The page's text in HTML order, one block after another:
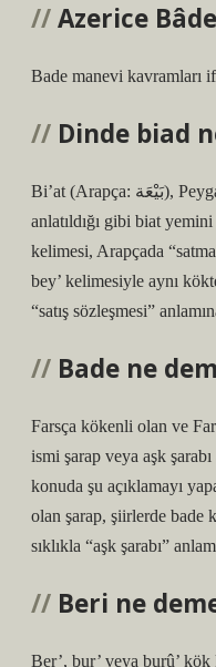
Azerice
Bade manevi kavramları
Dinde biad
Bi’at (Arapça: بَيْعَة), Peygamber’e biat etmek, Kur’an’da
anlatıldığı gibi biat
kelimesi, Arapçada
bey’ kelimesiyle aynı
“satış sözleşmesi”
Bade ne
Farsça kökenli olan ve
ismi şarap veya aşk
konuda şu açıklamayı
olan şarap, şiirlerde bade
sıklıkla “aşk şarabı”
Beri ne
Ber’, bur’ veya burû’